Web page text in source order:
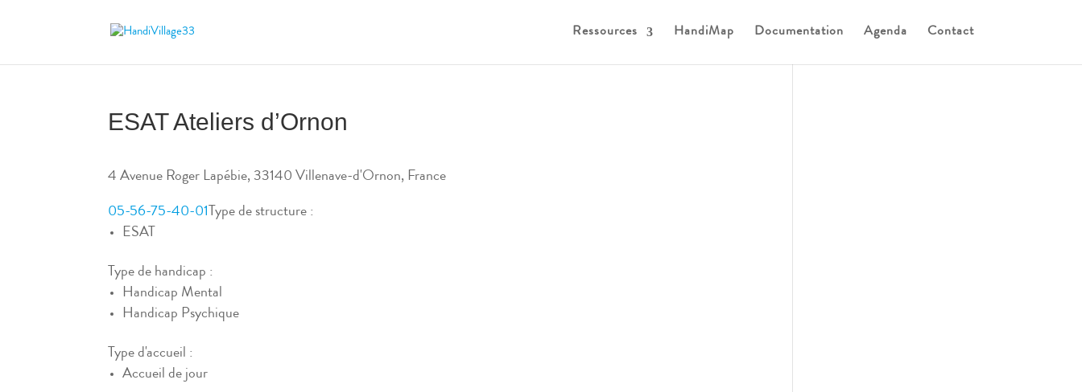
Ressources HandiMap Documentation Agenda Contact
ESAT Ateliers d’Ornon
4 Avenue Roger Lapébie, 33140 Villenave-d'Ornon, France
05-56-75-40-01 Type de structure :
ESAT
Type de handicap :
Handicap Mental
Handicap Psychique
Type d'accueil :
Accueil de jour